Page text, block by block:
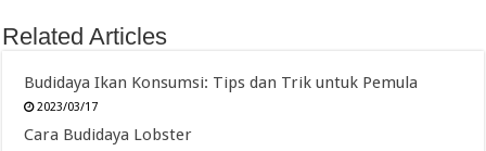
Related Articles
Budidaya Ikan Konsumsi: Tips dan Trik untuk Pemula
2023/03/17
Cara Budidaya Lobster